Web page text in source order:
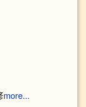
more...